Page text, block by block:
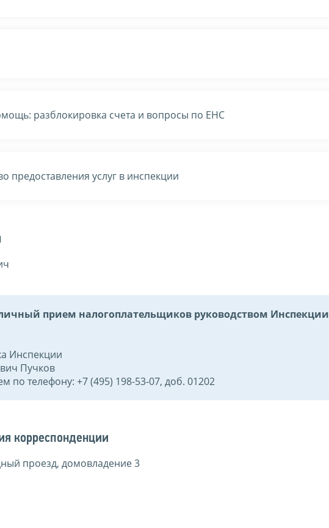
разблокировка счета и вопросы по ЕНС
предоставления услуг в инспекции
прием налогоплательщиков руководством Инспекции
Инспекции
Пучков
по телефону: +7 (495) 198-53-07, доб. 01202
корреспонденции
проезд, домовладение 3